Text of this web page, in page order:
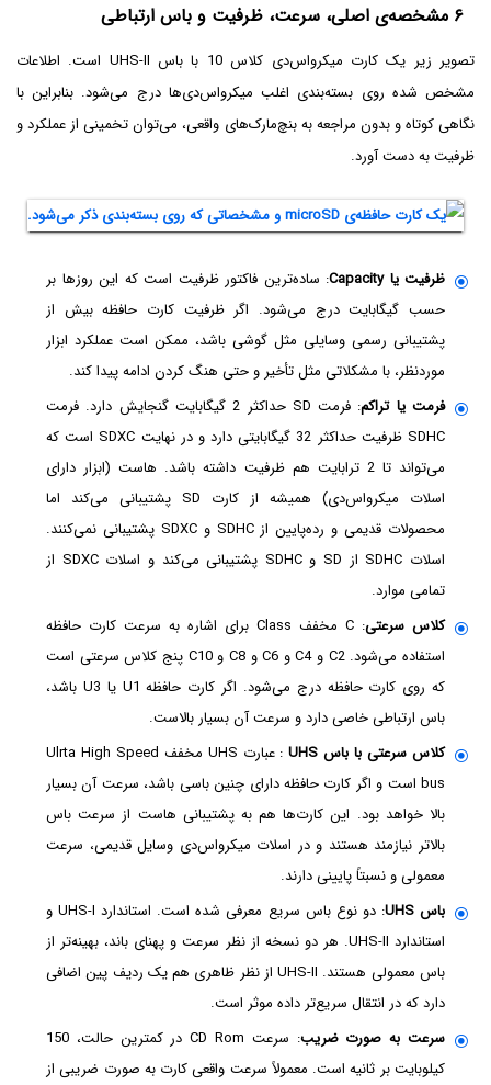
۶ مشخصه‌ی اصلی، سرعت، ظرفیت و باس ارتباطی
تصویر زیر یک کارت میکرو‌اس‌دی کلاس 10 با باس UHS-II است. اطلاعات
مشخص شده روی بسته‌بندی اغلب میکرواس‌دی‌ها درج می‌شود. بنابراین با
نگاهی کوتاه و بدون مراجعه به بنچ‌مارک‌های واقعی، می‌توان تخمینی از عملکرد و
ظرفیت به دست آورد.
ظرفیت یا Capacity
: ساده‌ترین فاکتور ظرفیت است که این روزها بر
حسب گیگابایت درج می‌شود. اگر ظرفیت کارت حافظه بیش از
پشتیبانی رسمی وسایلی مثل گوشی باشد، ممکن است عملکرد ابزار
موردنظر، با مشکلاتی مثل تأخیر و حتی هنگ کردن ادامه پیدا کند.
فرمت یا تراکم
: فرمت SD حداکثر 2 گیگابایت گنجایش دارد. فرمت
SDHC ظرفیت حداکثر 32 گیگابایتی دارد و در نهایت SDXC است که
می‌تواند تا 2 ترابایت هم ظرفیت داشته باشد. هاست (ابزار دارای
اسلات میکرواس‌دی) همیشه از کارت SD پشتیبانی می‌کند اما
محصولات قدیمی و رده‌پایین از SDHC و SDXC پشتیبانی نمی‌کنند.
اسلات SDHC از SD و SDHC پشتیبانی می‌کند و اسلات SDXC از
تمامی موارد.
کلاس سرعتی
: C مخفف Class برای اشاره به سرعت کارت حافظه
استفاده می‌شود. C2 و C4 و C6 و C8 و C10 پنج کلاس سرعتی است
که روی کارت حافظه درج می‌شود. اگر کارت حافظه U1 یا U3 باشد،
باس ارتباطی خاصی دارد و سرعت آن بسیار بالاست.
کلاس سرعتی با باس UHS
: عبارت UHS مخفف Ulrta High Speed
bus است و اگر کارت حافظه دارای چنین باسی باشد، سرعت آن بسیار
بالا خواهد بود. این کارت‌ها هم به پشتیبانی هاست از سرعت باس
بالاتر نیازمند هستند و در اسلات میکرو‌اس‌دی وسایل قدیمی، سرعت
معمولی و نسبتاً پایینی دارند.
باس UHS
: دو نوع باس سریع معرفی شده است. استاندارد UHS-I و
استاندارد UHS-II. هر دو نسخه از نظر سرعت و پهنای باند، بهینه‌تر از
باس معمولی هستند. UHS-II از نظر ظاهری هم یک ردیف پین اضافی
دارد که در انتقال سریع‌تر داده موثر است.
سرعت به صورت ضریب
: سرعت CD Rom در کمترین حالت، 150
کیلوبایت بر ثانیه است. معمولاً سرعت واقعی کارت به صورت ضریبی از